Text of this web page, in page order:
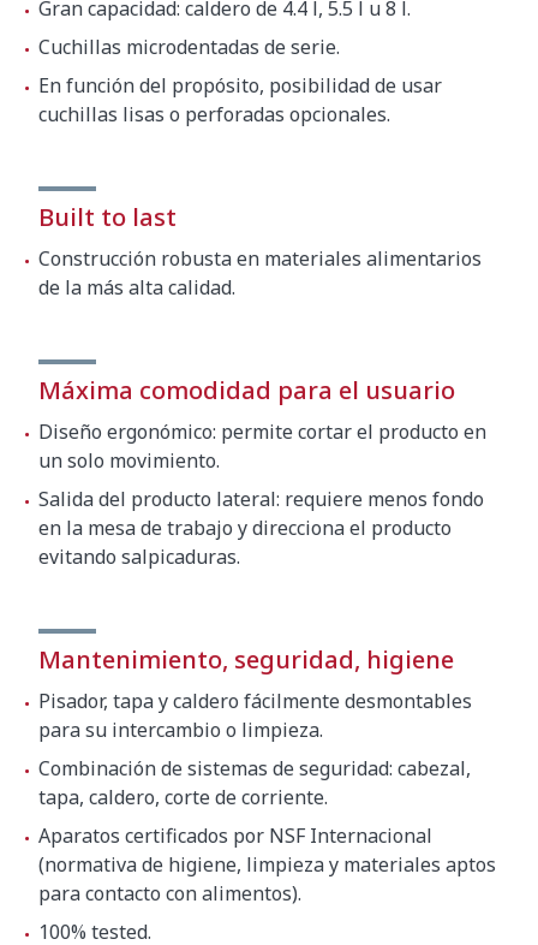
Gran capacidad: caldero de 4.4 l, 5.5 l u 8 l.
Cuchillas microdentadas de serie.
En función del propósito, posibilidad de usar
cuchillas lisas o perforadas opcionales.
Built to last
Construcción robusta en materiales alimentarios
de la más alta calidad.
Máxima comodidad para el usuario
Diseño ergonómico: permite cortar el producto en
un solo movimiento.
Salida del producto lateral: requiere menos fondo
en la mesa de trabajo y direcciona el producto
evitando salpicaduras.
Mantenimiento, seguridad, higiene
Pisador, tapa y caldero fácilmente desmontables
para su intercambio o limpieza.
Combinación de sistemas de seguridad: cabezal,
tapa, caldero, corte de corriente.
Aparatos certificados por NSF Internacional
(normativa de higiene, limpieza y materiales aptos
para contacto con alimentos).
100% tested.